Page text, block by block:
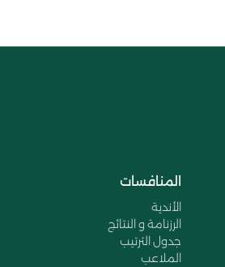
المنافسات
الأندية
الرزنامة و النتائج
جدول الترتيب
الملاعب